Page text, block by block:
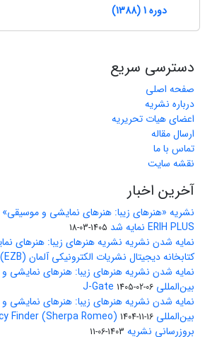
دوره 1 (1388)
دسترسی سریع
صفحه اصلی
درباره نشریه
اعضای هیات تحریریه
ارسال مقاله
تماس با ما
نقشه سایت
آخرین اخبار
نشریه «هنرهای زیبا: هنرهای نمایشی و موسیقی»
ERIH PLUS نمایه شد
1405-03-18
نمایه شدن نشریه نشریه هنرهای زیبا: هنرهای
کتابخانه دیجیتال نشریات الکترونیکی آلمان (EZB)
نمایه شدن نشریه هنرهای زیبا: هنرهای نمایشی و
بین‌المللی J-Gate 1405-02-06
نمایه شدن نشریه هنرهای زیبا: هنرهای نمایشی و
بین‌المللی Open Policy Finder (Sherpa Romeo) 1404-11-16
بروزرسانی نشریه 1403-06-11